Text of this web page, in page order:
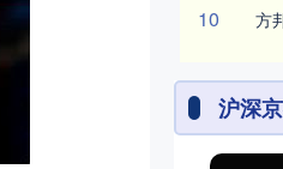
10 方
沪深